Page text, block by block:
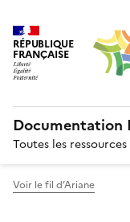
RÉPUBLIQUE
FRANÇAISE
Documentation
Toutes les
Voir le fil d’Ariane